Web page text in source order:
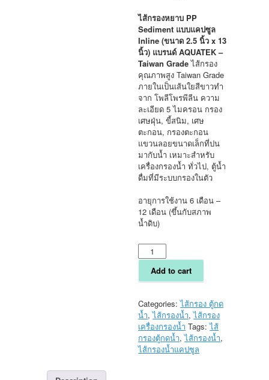
ไส้กรองหยาบ PP
Sediment แบบแคปซูล
Inline (ขนาด 2.5 นิ้ว x 13
นิ้ว) แบรนด์ AQUATEK –
Taiwan Gradeไส้กรอง
คุณภาพสูง Taiwan Grade
ภายในเป็นเส้นใยสีขาวทำ
จาก โพลีโพรพีลีน ความ
ละเอียด 5 ไมครอน กรอง
เศษฝุ่น, ขี้สนิม, เศษ
ตะกอน, กรองตะกอน
แขวนลอยขนาดเล็กที่ปน
มากับน้ำ เหมาะสำหรับ
เครื่องกรองน้ำ ทั่วไป, ตู้น้ำ
ดื่มที่มีระบบกรองในตัว
อายุการใช้งาน 6 เดือน –
12 เดือน (ขึ้นกับสภาพ
น้ำดิบ)
ไส้
กรอง
แคปซูล
(PP)
แบบ
Inline
-
AQUATEK
Add to cart
Categories:ไส้กรอง ตู้กด
น้ำ,ไส้กรองน้ำ,ไส้กรอง
เครื่องกรองน้ำ Tags:ไส้
กรองตู้กดน้ำ,ไส้กรองน้ำ,
ไส้กรองน้ำแคปซูล